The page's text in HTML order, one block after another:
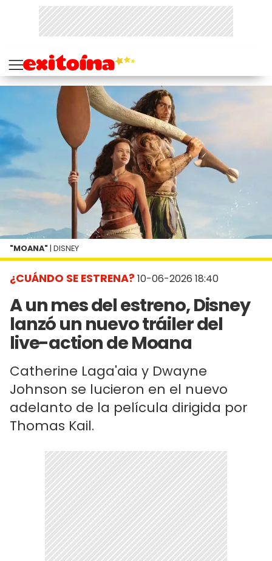
¿CUÁNDO SE ESTRENA? 10-06-2026 18:40
A un mes del estreno, Disney
lanzó un nuevo tráiler del
live-action de Moana
Catherine Laga'aia y Dwayne
Johnson se lucieron en el nuevo
adelanto de la película dirigida por
Thomas Kail.
"MOANA" | DISNEY